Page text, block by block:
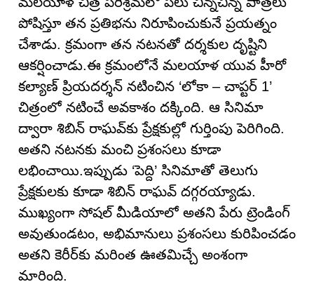
పోషిస్తూ తన ప్రతిభను నిరూపించుకునే ప్రయత్నం
చేశాడు. క్రమంగా తన నటనతో దర్శకుల దృష్టిని
ఆకర్షించాడు.ఈ క్రమంలోనే మలయాళ యువ హీరో
కల్యాణ్ ప్రియదర్శన్ నటించిన ‘లోకా – చాప్టర్ 1’
చిత్రంలో నటించే అవకాశం దక్కింది. ఆ సినిమా
ద్వారా శిబిన్ రాఘవ్‌కు ప్రేక్షకుల్లో గుర్తింపు పెరిగింది.
అతని నటనకు మంచి ప్రశంసలు కూడా
లభించాయి.ఇప్పుడు ‘పెద్ది’ సినిమాతో తెలుగు
ప్రేక్షకులకు కూడా శిబిన్ రాఘవ్ దగ్గరయ్యాడు.
ముఖ్యంగా సోషల్ మీడియాలో అతని పేరు ట్రెండింగ్
అవుతుండటం, అభిమానులు ప్రశంసలు కురిపించడం
అతని కెరీర్‌కు మరింత ఊతమిచ్చే అంశంగా
మారింది.